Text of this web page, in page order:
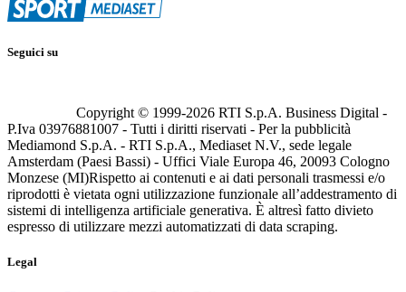
Seguici su
Copyright © 1999-2026 RTI S.p.A. Business Digital -
P.Iva 03976881007 - Tutti i diritti riservati - Per la pubblicità
Mediamond S.p.A. - RTI S.p.A., Mediaset N.V., sede legale
Amsterdam (Paesi Bassi) - Uffici Viale Europa 46, 20093 Cologno
Monzese (MI)Rispetto ai contenuti e ai dati personali trasmessi e/o
riprodotti è vietata ogni utilizzazione funzionale all’addestramento di
sistemi di intelligenza artificiale generativa. È altresì fatto divieto
espresso di utilizzare mezzi automatizzati di data scraping.
Legal